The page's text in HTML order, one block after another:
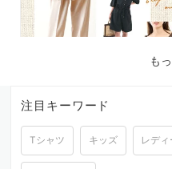
2026.07.17
品よく涼しく。夏に心地よい
も
注目キーワード
Tシャツ キッズ レディ